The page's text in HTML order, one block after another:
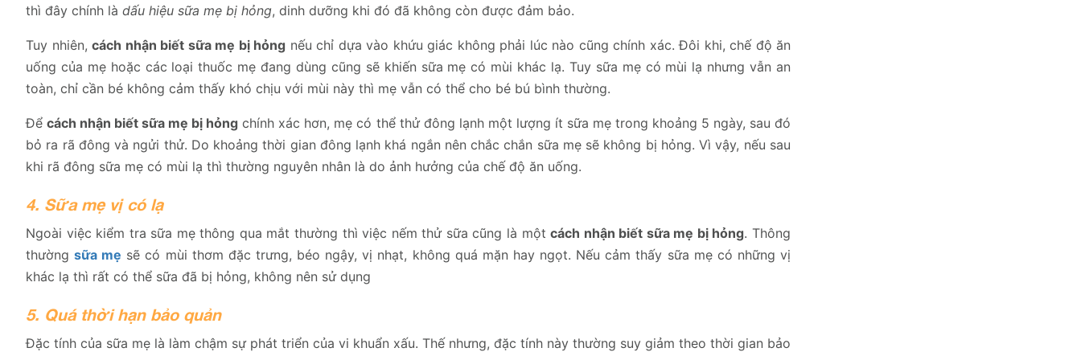
thì đây chính là dấu hiệu sữa mẹ bị hỏng, dinh dưỡng khi đó đã không còn được đảm bảo.
Tuy nhiên, cách nhận biết sữa mẹ bị hỏng nếu chỉ dựa vào khứu giác không phải lúc nào cũng chính xác. Đôi khi, chế độ ăn
uống của mẹ hoặc các loại thuốc mẹ đang dùng cũng sẽ khiến sữa mẹ có mùi khác lạ. Tuy sữa mẹ có mùi lạ nhưng vẫn an
toàn, chỉ cần bé không cảm thấy khó chịu với mùi này thì mẹ vẫn có thể cho bé bú bình thường.
Đểcách nhận biết sữa mẹ bị hỏng chính xác hơn, mẹ có thể thử đông lạnh một lượng ít sữa mẹ trong khoảng 5 ngày, sau đó
bỏ ra rã đông và ngửi thử. Do khoảng thời gian đông lạnh khá ngắn nên chắc chắn sữa mẹ sẽ không bị hỏng. Vì vậy, nếu sau
khi rã đông sữa mẹ có mùi lạ thì thường nguyên nhân là do ảnh hưởng của chế độ ăn uống.
4. Sữa mẹ vị có lạ
Ngoài việc kiểm tra sữa mẹ thông qua mắt thường thì việc nếm thử sữa cũng là mộtcách nhận biết sữa mẹ bị hỏng. Thông
thườngsữa mẹ sẽ có mùi thơm đặc trưng, béo ngậy, vị nhạt, không quá mặn hay ngọt. Nếu cảm thấy sữa mẹ có những vị
khác lạ thì rất có thể sữa đã bị hỏng, không nên sử dụng
5. Quá thời hạn bảo quản
Đặc tính của sữa mẹ là làm chậm sự phát triển của vi khuẩn xấu. Thế nhưng, đặc tính này thường suy giảm theo thời gian bảo